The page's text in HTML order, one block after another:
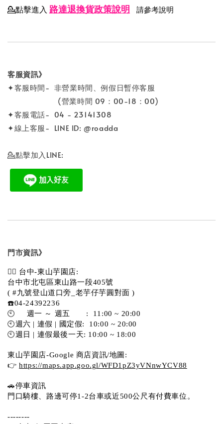
💁點擊進入 路達退換貨政策說明 請參考說明
客服資訊》
✦客服時間- 非營業時間、例假日暫停客服
(營業時間 09：00-18：00)
✦客服電話- 04 - 23141308
✦線上客服- LINE ID: @roadda
💁點擊加入LINE:
門市資訊》
💁‍♀️ 台中-東山芋園店:
台中市北屯區東山路一段405號
( #九號登山道口旁_老芋仔芋圓對面 )
☎️04-24392236
🕙     週一 ～ 週五       :  11:00 ~ 20:00
🕙週六 | 連假 | 國定假:  10:00 ~ 20:00
🕙週日 | 連假最後一天: 10:00 ~ 18:00
東山芋園店-Google 商店資訊/地圖:
👉 https://maps.app.goo.gl/WFD1pZ3yVNnwYCV88
🚗停車資訊
門口騎樓、路邊可停1-2台車或近500公尺有付費車位。
--------